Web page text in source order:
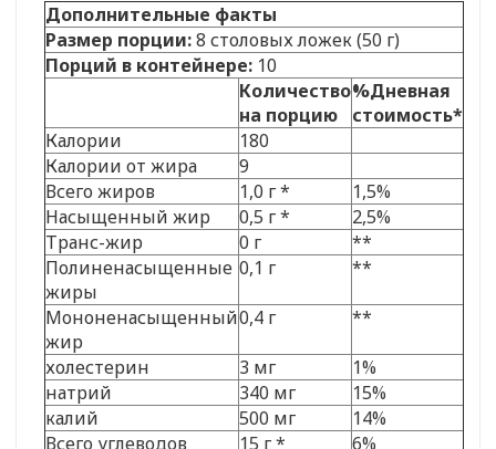
Дополнительные факты
Размер порции:8 столовых ложек (50 г)
Порций в контейнере: 10
Количество
на порцию
%Дневная
стоимость*
Калории
180
Калории от жира
9
Всего жиров
1,0 г *
1,5%
Насыщенный жир
0,5 г *
2,5%
Транс-жир
0 г
**
Полиненасыщенные
жиры
0,1 г **
Мононенасыщенный
жир
0,4 г **
холестерин 3 мг
1%
натрий
340 мг
15%
калий
500 мг
14%
Всего углеводов
15 г *
6%